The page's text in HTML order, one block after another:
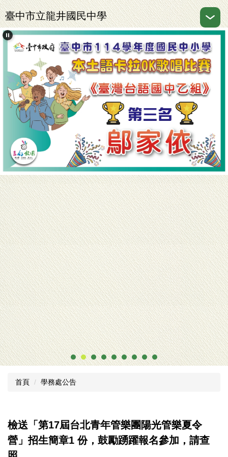
跳
到
主
要
區
臺中市立龍井國民中學
本校連續3年增班
首頁 學務處公告
檢送「第17屆台北青年管樂團陽光管樂夏令
營」招生簡章1 份，鼓勵踴躍報名參加，請查